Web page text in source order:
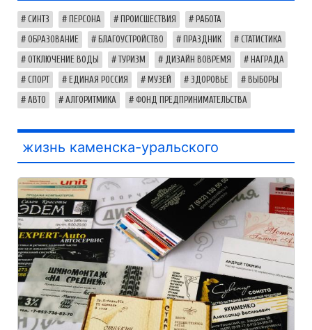
СИНТЗ ПЕРСОНА ПРОИСШЕСТВИЯ РАБОТА
ОБРАЗОВАНИЕ БЛАГОУСТРОЙСТВО ПРАЗДНИК СТАТИСТИКА
ОТКЛЮЧЕНИЕ ВОДЫ ТУРИЗМ ДИЗАЙН ВОВРЕМЯ НАГРАДА
СПОРТ ЕДИНАЯ РОССИЯ МУЗЕЙ ЗДОРОВЬЕ ВЫБОРЫ
АВТО АЛГОРИТМИКА ФОНД ПРЕДПРИНИМАТЕЛЬСТВА
жизнь каменска-уральского